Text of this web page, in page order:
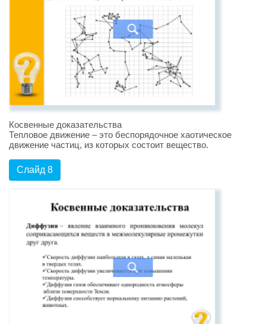
Косвенные доказательства
Тепловое движение – это беспорядочное хаотическое
движение частиц, из которых состоит вещество.
Слайд 8